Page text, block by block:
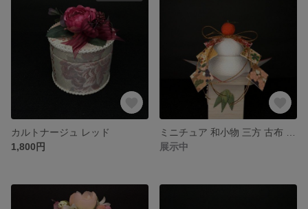
カルトナージュ レッド
1,800円
展示中